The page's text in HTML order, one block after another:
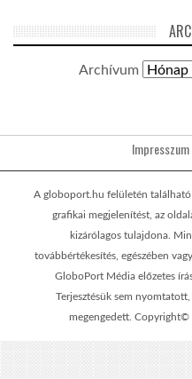
Archívum
Impresszum
A globoport.hu felületén
grafikai megjelenítést, az
kizárólagos tulajdona.
továbbértékesítés, egészében
GloboPort Média előzetes
Terjesztésük sem
megengedett.